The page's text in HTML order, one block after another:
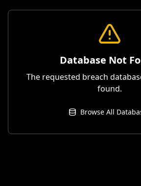
Database Not
The requested breach
found.
Browse All